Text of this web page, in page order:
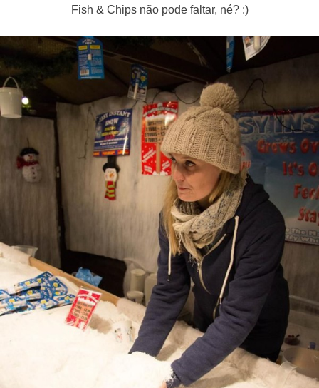
Fish & Chips não pode faltar, né? :)